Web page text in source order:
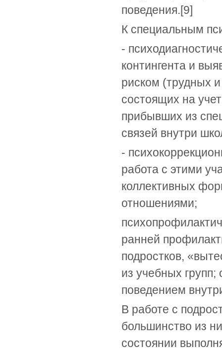
поведения.[9]
К специальным
-
контингента и
риском (трудных
состоящих на
прибывших из
связей внутри
-
работа с этими
коллективных
отношениями;
ранней
подростков,
из учебных групп;
поведением
В работе с
большинство из
состоянии